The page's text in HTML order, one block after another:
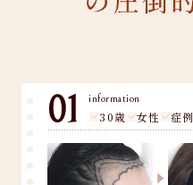
01 information
30歳 女性 症